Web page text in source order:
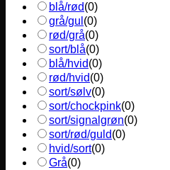
blå/rød(0)
grå/gul (0)
rød/grå(0)
sort/blå(0)
blå/hvid(0)
rød/hvid(0)
sort/sølv(0)
sort/chockpink(0)
sort/signalgrøn(0)
sort/rød/guld(0)
hvid/sort(0)
Grå(0)